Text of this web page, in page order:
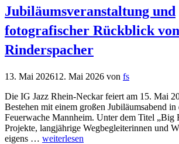
Jubiläumsveranstaltung und
fotografischer Rückblick
Rinderspacher
13. Mai 202612. Mai 2026 von fs
Die IG Jazz Rhein-Neckar feiert am 15. Mai
Bestehen mit einem großen Jubiläumsabend in
Feuerwache Mannheim. Unter dem Titel „Big
Projekte, langjährige Wegbegleiterinnen und
eigens … weiterlesen